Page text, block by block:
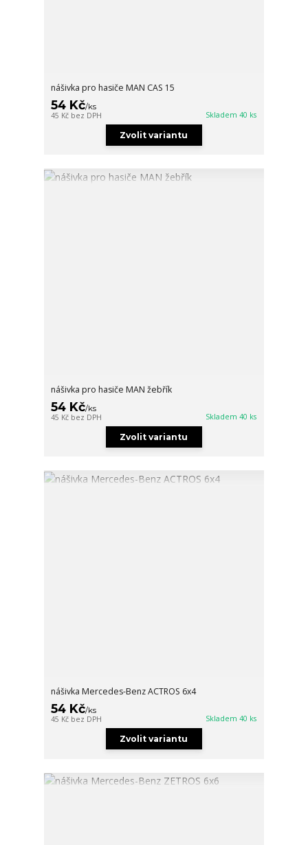
nášivka pro hasiče MAN CAS 15
54 Kč/ks
45 Kč bez DPH Skladem 40 ks
Zvolit variantu
nášivka pro hasiče MAN žebřík
54 Kč/ks
45 Kč bez DPH Skladem 40 ks
Zvolit variantu
nášivka Mercedes-Benz ACTROS 6x4
54 Kč/ks
45 Kč bez DPH Skladem 40 ks
Zvolit variantu